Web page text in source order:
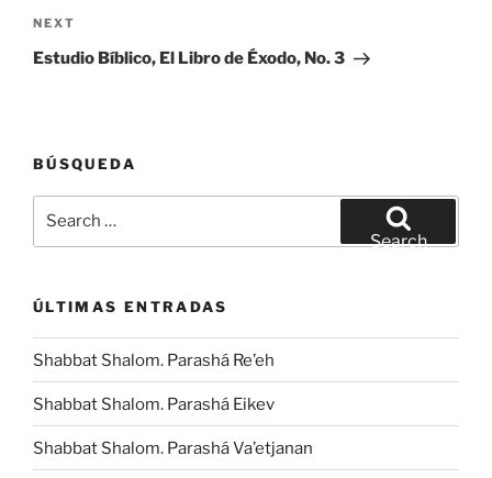
Next
Post
NEXT
Estudio Bíblico, El Libro de Éxodo, No. 3
BÚSQUEDA
Search
ÚLTIMAS ENTRADAS
Shabbat Shalom. Parashá Re’eh
Shabbat Shalom. Parashá Eikev
Shabbat Shalom. Parashá Va’etjanan